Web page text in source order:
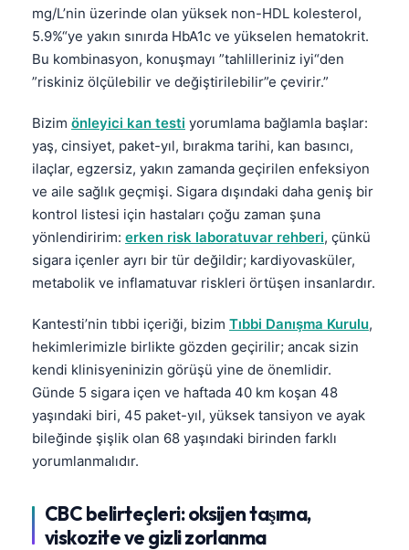
mg/L’nin üzerinde olan yüksek non-HDL kolesterol,
5.9%“ye yakın sınırda HbA1c ve yükselen hematokrit.
Bu kombinasyon, konuşmayı ”tahlilleriniz iyi“den
”riskiniz ölçülebilir ve değiştirilebilir”e çevirir.”
Bizim önleyici kan testi yorumlama bağlamla başlar:
yaş, cinsiyet, paket-yıl, bırakma tarihi, kan basıncı,
ilaçlar, egzersiz, yakın zamanda geçirilen enfeksiyon
ve aile sağlık geçmişi. Sigara dışındaki daha geniş bir
kontrol listesi için hastaları çoğu zaman şuna
yönlendiririm: erken risk laboratuvar rehberi, çünkü
sigara içenler ayrı bir tür değildir; kardiyovasküler,
metabolik ve inflamatuvar riskleri örtüşen insanlardır.
Kantesti’nin tıbbi içeriği, bizim Tıbbi Danışma Kurulu,
hekimlerimizle birlikte gözden geçirilir; ancak sizin
kendi klinisyeninizin görüşü yine de önemlidir.
Günde 5 sigara içen ve haftada 40 km koşan 48
yaşındaki biri, 45 paket-yıl, yüksek tansiyon ve ayak
bileğinde şişlik olan 68 yaşındaki birinden farklı
yorumlanmalıdır.
CBC belirteçleri: oksijen taşıma,
viskozite ve gizli zorlanma